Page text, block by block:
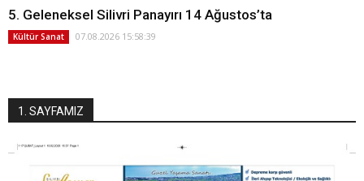
5. Geleneksel Silivri Panayırı 14 Ağustos’ta
Kültür Sanat 07.08.2026 15:58:39
1. SAYFAMIZ